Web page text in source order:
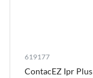
619177
ContacEZ Ipr